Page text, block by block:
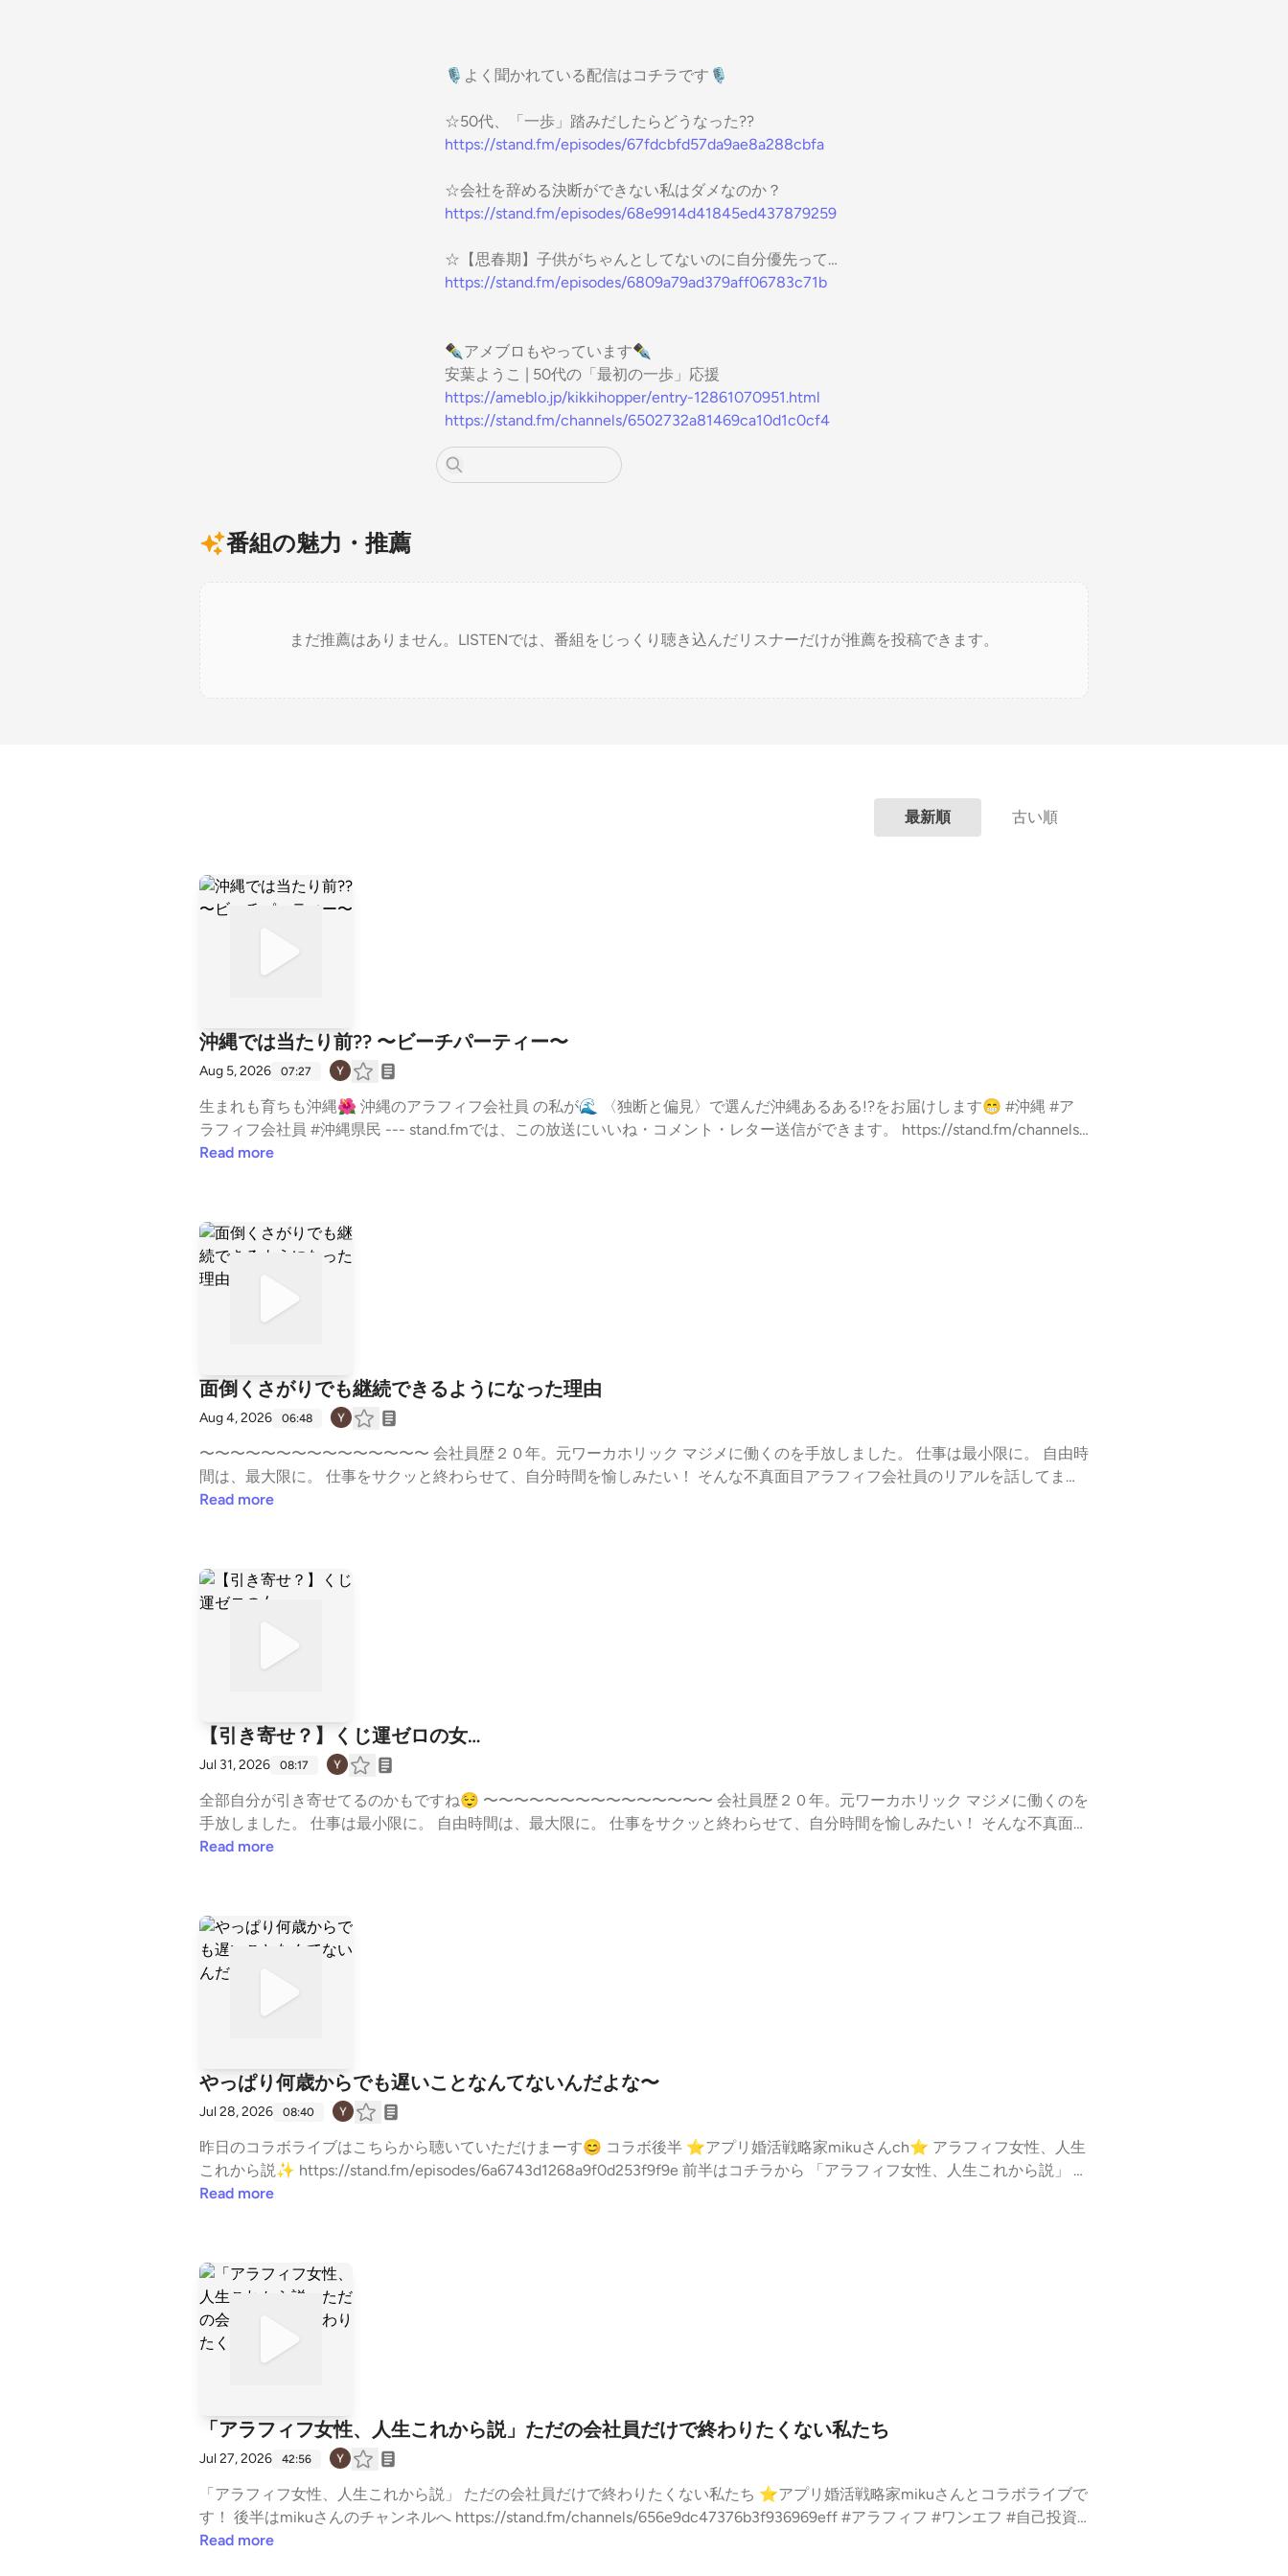
🎙️よく聞かれている配信はコチラです🎙️
☆50代、「一歩」踏みだしたらどうなった??
https://stand.fm/episodes/67fdcbfd57da9ae8a288cbfa
☆会社を辞める決断ができない私はダメなのか？
https://stand.fm/episodes/68e9914d41845ed437879259
☆【思春期】子供がちゃんとしてないのに自分優先って…
https://stand.fm/episodes/6809a79ad379aff06783c71b
✒️アメブロもやっています✒️
安葉ようこ | 50代の「最初の一歩」応援
https://ameblo.jp/kikkihopper/entry-12861070951.html
https://stand.fm/channels/6502732a81469ca10d1c0cf4
番組の魅力・推薦
まだ推薦はありません。LISTENでは、番組をじっくり聴き込んだリスナーだけが推薦を投稿できます。
最新順 古い順
沖縄では当たり前?? 〜ビーチパーティー〜
Aug 5, 2026 07:27
生まれも育ちも沖縄🌺 沖縄のアラフィフ会社員 の私が🌊 〈独断と偏見〉で選んだ沖縄あるある!?をお届けします😁 #沖縄 #ア
ラフィフ会社員 #沖縄県民 --- stand.fmでは、この放送にいいね・コメント・レター送信ができます。 https://stand.fm/channels/
6502732a81469ca10d1c0cf4
Read more
面倒くさがりでも継続できるようになった理由
Aug 4, 2026 06:48
〜〜〜〜〜〜〜〜〜〜〜〜〜〜〜 会社員歴２０年。元ワーカホリック マジメに働くのを手放しました。 仕事は最小限に。 自由時
間は、最大限に。 仕事をサクッと終わらせて、自分時間を愉しみたい！ そんな不真面目アラフィフ会社員のリアルを話してま
す。 ✒️アメブロ リニューアルしました✒️ 多忙なアラフィフ女性の味方！ 仕事をサクッと終わらせて自分時間を愉しむブログ ht
チラ🎙️ ☆50代、「一歩」踏みだしたらどうなった?? https://stand.fm/episodes/67fdcbfd57da9ae8a288cbfa ☆会社を辞める決断
ができない私はダメなのか？ https://stand.fm/episodes/68e9914d41845ed437879259 ☆【思春期】子供がちゃんとしてないの
に自分優先って… https://stand.fm/episodes/6809a79ad379aff06783c71b #50代女性 #アラフィフ #最初の一歩 #会社員 #働き方
ttps://stand.fm/channels/6502732a81469ca10d1c0cf4
Read more
【引き寄せ？】くじ運ゼロの女…
Jul 31, 2026 08:17
全部自分が引き寄せてるのかもですね😌 〜〜〜〜〜〜〜〜〜〜〜〜〜〜〜 会社員歴２０年。元ワーカホリック マジメに働くのを
手放しました。 仕事は最小限に。 自由時間は、最大限に。 仕事をサクッと終わらせて、自分時間を愉しみたい！ そんな不真面目
アラフィフ会社員のリアルを話してます。 こっそり【LINE公式アカウント】開設しました👇️ https://lin.ee/s8c7WOE コメントや
愉しむブログ https://ameblo.jp/amber-yoko 🎙️よく聞かれている配信はコチラ🎙️ ☆50代、「一歩」踏みだしたらどうなった?? ht
tps://stand.fm/episodes/67fdcbfd57da9ae8a288cbfa ☆会社を辞める決断ができない私はダメなのか？ https://stand.fm/episode
s/68e9914d41845ed437879259 ☆【思春期】子供がちゃんとしてないのに自分優先って… https://stand.fm/episodes/6809a79ad
379aff06783c71b #50代女性 #アラフィフ #最初の一歩 #会社員 #働き方 #会社員でも自由 #有休 #思春期の子育て #自己投資 #引
Read more
やっぱり何歳からでも遅いことなんてないんだよな〜
Jul 28, 2026 08:40
昨日のコラボライブはこちらから聴いていただけまーす😊 コラボ後半 ⭐️アプリ婚活戦略家mikuさんch⭐️ アラフィフ女性、人生
これから説✨ https://stand.fm/episodes/6a6743d1268a9f0d253f9f9e 前半はコチラから 「アラフィフ女性、人生これから説」 た
だの会社員だけで終わりたくない私たち https://stand.fm/episodes/6a6736759005eb527eb80816 --- stand.fmでは、この放送に
Read more
「アラフィフ女性、人生これから説」ただの会社員だけで終わりたくない私たち
Jul 27, 2026 42:56
「アラフィフ女性、人生これから説」 ただの会社員だけで終わりたくない私たち ⭐️アプリ婚活戦略家mikuさんとコラボライブで
す！ 後半はmikuさんのチャンネルへ https://stand.fm/channels/656e9dc47376b3f936969eff #アラフィフ #ワンエフ #自己投資
#会社員 --- stand.fmでは、この放送にいいね・コメント・レター送信ができます。 https://stand.fm/channels/6502732a81469ca
Read more